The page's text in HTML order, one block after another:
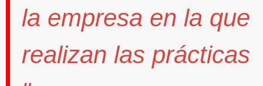
la empresa en la que
realizan las prácticas